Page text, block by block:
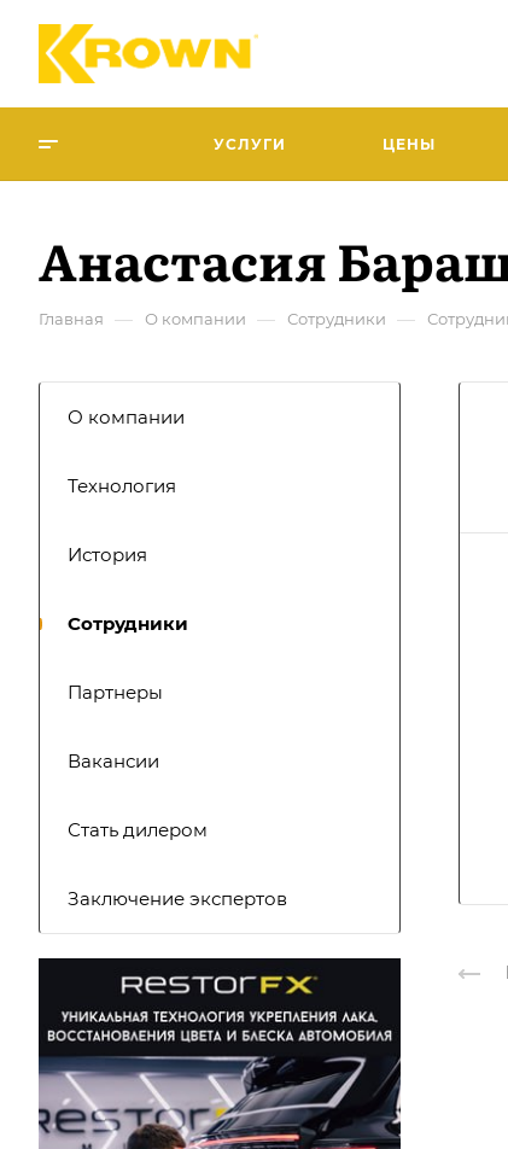
УСЛУГИ ЦЕНЫ
Анастасия
Главная — О компании — Сотрудники —
О компании
Технология
История
Сотрудники
Партнеры
Вакансии
Стать дилером
Заключение экспертов